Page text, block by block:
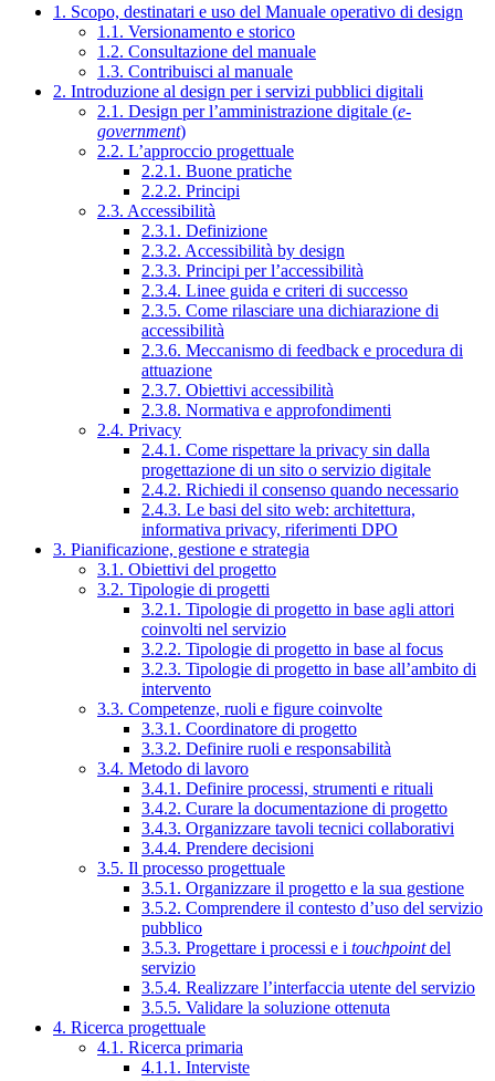
1. Scopo, destinatari e uso del Manuale operativo di design
1.1. Versionamento e storico
1.2. Consultazione del manuale
1.3. Contribuisci al manuale
2. Introduzione al design per i servizi pubblici digitali
2.1. Design per l’amministrazione digitale (e-
government)
2.2. L’approccio progettuale
2.2.1. Buone pratiche
2.2.2. Principi
2.3. Accessibilità
2.3.1. Definizione
2.3.2. Accessibilità by design
2.3.3. Principi per l’accessibilità
2.3.4. Linee guida e criteri di successo
2.3.5. Come rilasciare una dichiarazione di
accessibilità
2.3.6. Meccanismo di feedback e procedura di
attuazione
2.3.7. Obiettivi accessibilità
2.3.8. Normativa e approfondimenti
2.4. Privacy
2.4.1. Come rispettare la privacy sin dalla
progettazione di un sito o servizio digitale
2.4.2. Richiedi il consenso quando necessario
2.4.3. Le basi del sito web: architettura,
informativa privacy, riferimenti DPO
3. Pianificazione, gestione e strategia
3.1. Obiettivi del progetto
3.2. Tipologie di progetti
3.2.1. Tipologie di progetto in base agli attori
coinvolti nel servizio
3.2.2. Tipologie di progetto in base al focus
3.2.3. Tipologie di progetto in base all’ambito di
intervento
3.3. Competenze, ruoli e figure coinvolte
3.3.1. Coordinatore di progetto
3.3.2. Definire ruoli e responsabilità
3.4. Metodo di lavoro
3.4.1. Definire processi, strumenti e rituali
3.4.2. Curare la documentazione di progetto
3.4.3. Organizzare tavoli tecnici collaborativi
3.4.4. Prendere decisioni
3.5. Il processo progettuale
3.5.1. Organizzare il progetto e la sua gestione
3.5.2. Comprendere il contesto d’uso del servizio
pubblico
3.5.3. Progettare i processi e i touchpointdel
servizio
3.5.4. Realizzare l’interfaccia utente del servizio
3.5.5. Validare la soluzione ottenuta
4. Ricerca progettuale
4.1. Ricerca primaria
4.1.1. Interviste